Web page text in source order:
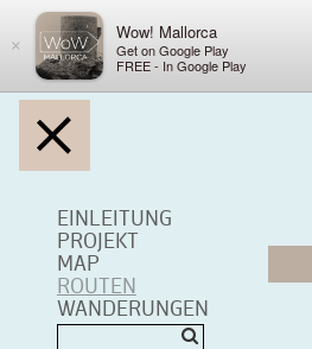
×
Wow! Mallorca
Get on Google Play
FREE - In Google Play
EINLEITUNG
PROJEKT
MAP
ROUTEN
WANDERUNGEN